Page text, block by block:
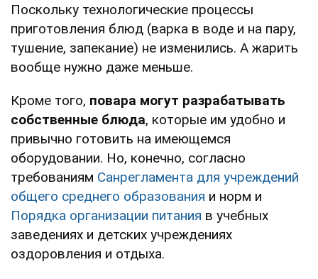
Поскольку технологические процессы
приготовления блюд (варка в воде и на пару,
тушение, запекание) не изменились. А жарить
вообще нужно даже меньше.
Кроме того, повара могут разрабатывать
собственные блюда, которые им удобно и
привычно готовить на имеющемся
оборудовании. Но, конечно, согласно
требованиям Санрегламента для учреждений
общего среднего образования и норм и
Порядка организации питания в учебных
заведениях и детских учреждениях
оздоровления и отдыха.